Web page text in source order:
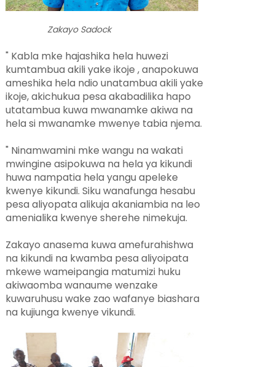
Zakayo Sadock
" Kabla mke hajashika hela huwezi
kumtambua akili yake ikoje , anapokuwa
ameshika hela ndio unatambua akili yake
ikoje, akichukua pesa akabadilika hapo
utatambua kuwa mwanamke akiwa na
hela si mwanamke mwenye tabia njema.
" Ninamwamini mke wangu na wakati
mwingine asipokuwa na hela ya kikundi
huwa nampatia hela yangu apeleke
kwenye kikundi. Siku wanafunga hesabu
pesa aliyopata alikuja akaniambia na leo
amenialika kwenye sherehe nimekuja.
Zakayo anasema kuwa amefurahishwa
na kikundi na kwamba pesa aliyoipata
mkewe wameipangia matumizi huku
akiwaomba wanaume wenzake
kuwaruhusu wake zao wafanye biashara
na kujiunga kwenye vikundi.